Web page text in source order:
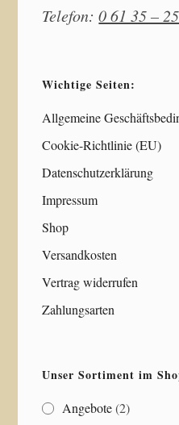
Telefon:0 61 35 –
Wichtige Seiten:
Allgemeine
Cookie-Richtlinie (EU)
Datenschutzerklärung
Impressum
Shop
Versandkosten
Vertrag widerrufen
Zahlungsarten
Unser Sortiment im
Angebote (2)